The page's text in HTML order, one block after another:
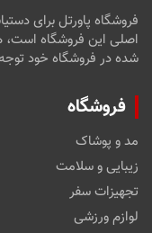
فروشگاه پاورتل برای
اصلی این فروشگاه است،
شده در فروشگاه خود
فروشگاه
مد و پوشاک
زیبایی و سلامت
تجهیزات سفر
لوازم ورزشی